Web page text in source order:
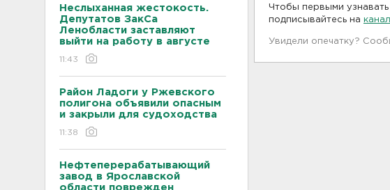
Неслыханная жестокость.
Депутатов ЗакСа
Ленобласти заставляют
выйти на работу в августе
11:43
Район Ладоги у Ржевского
полигона объявили опасным
и закрыли для судоходства
11:38
Нефтеперерабатывающий
завод в Ярославской
области поврежден
Чтобы первыми
подписывайтесь на
Увидели опечатку?